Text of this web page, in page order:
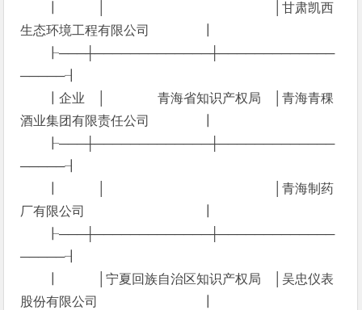
┃ │ │甘肃凯西
生态环境工程有限公司 ┃
┠───┼─────────────┼─────────────
─────┨
┃企业 │ 青海省知识产权局 │青海青稞
酒业集团有限责任公司 ┃
┠───┼─────────────┼─────────────
─────┨
┃ │ │青海制药
厂有限公司 ┃
┠───┼─────────────┼─────────────
─────┨
┃ │宁夏回族自治区知识产权局 │吴忠仪表
股份有限公司 ┃